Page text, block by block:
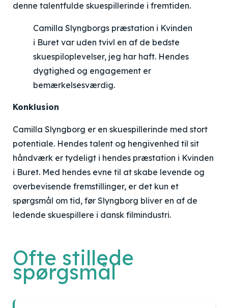
denne talentfulde skuespillerinde i fremtiden.
Camilla Slyngborgs præstation i Kvinden
i Buret var uden tvivl en af de bedste
skuespiloplevelser, jeg har haft. Hendes
dygtighed og engagement er
bemærkelsesværdig.
Konklusion
Camilla Slyngborg er en skuespillerinde med stort
potentiale. Hendes talent og hengivenhed til sit
håndværk er tydeligt i hendes præstation i Kvinden
i Buret. Med hendes evne til at skabe levende og
overbevisende fremstillinger, er det kun et
spørgsmål om tid, før Slyngborg bliver en af de
ledende skuespillere i dansk filmindustri.
Ofte stillede
spørgsmål